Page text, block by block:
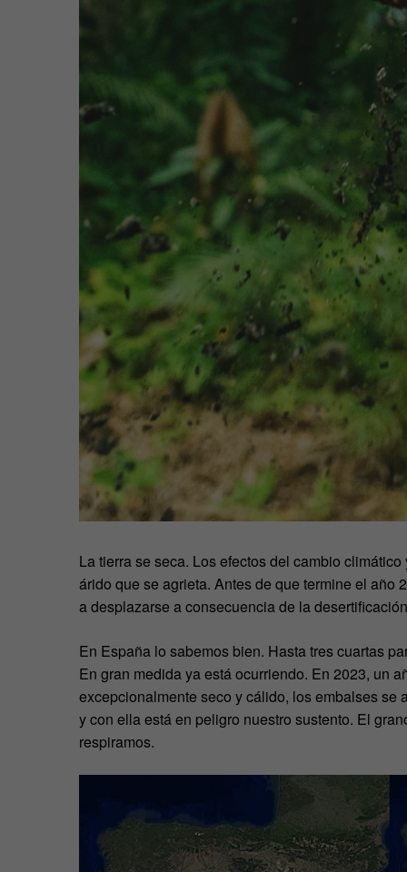
La tierra se seca. Los efectos del cambio
árido que se agrieta. Antes de que termine el
a desplazarse a consecuencia de la
En España lo sabemos bien. Hasta tres cuartas
En gran medida ya está ocurriendo. En 2023, un
excepcionalmente seco y cálido, los embalses se
y con ella está en peligro nuestro sustento. El
respiramos.